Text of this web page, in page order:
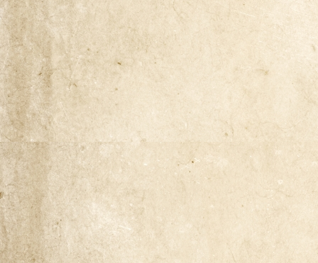
Način nakupovanja
Najbolj pogosta vprašanja
Naša zgodba
Odkup knjig
Pogoji poslovanja
Ponudba knjig
Pravilnik o zasebnosti